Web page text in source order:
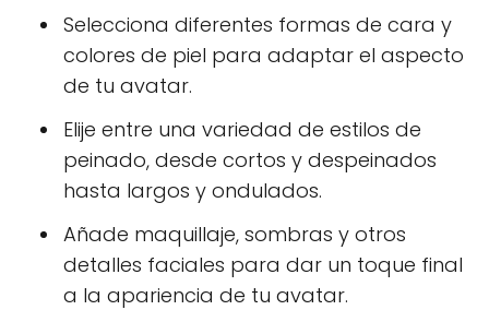
Selecciona diferentes formas de cara y
colores de piel para adaptar el aspecto
de tu avatar.
Elije entre una variedad de estilos de
peinado, desde cortos y despeinados
hasta largos y ondulados.
Añade maquillaje, sombras y otros
detalles faciales para dar un toque final
a la apariencia de tu avatar.